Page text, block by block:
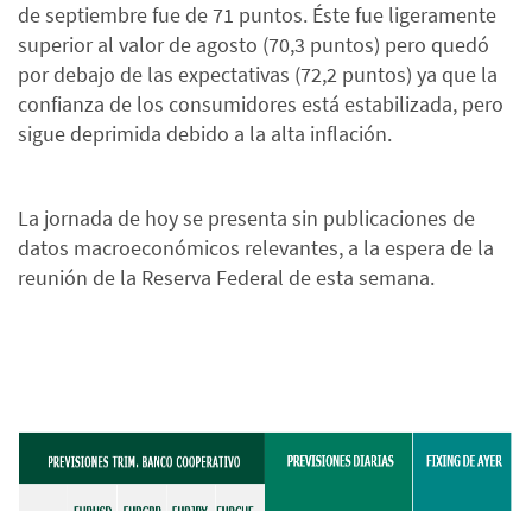
de septiembre fue de 71 puntos. Éste fue ligeramente
superior al valor de agosto (70,3 puntos) pero quedó
por debajo de las expectativas (72,2 puntos) ya que la
confianza de los consumidores está estabilizada, pero
sigue deprimida debido a la alta inflación.
La jornada de hoy se presenta sin publicaciones de
datos macroeconómicos relevantes, a la espera de la
reunión de la Reserva Federal de esta semana.